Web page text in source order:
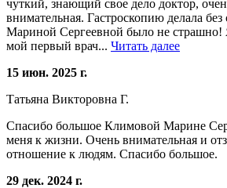
чуткий, знающий свое дело доктор,
внимательная. Гастроскопию делала
Мариной Сергеевной было не страшно!
мой первый врач... Читать далее
15 июн. 2025 г.
Татьяна Викторовна Г.
Спасибо большое Климовой Марине
меня к жизни. Очень внимательная и
отношение к людям. Спасибо большое.
29 дек. 2024 г.